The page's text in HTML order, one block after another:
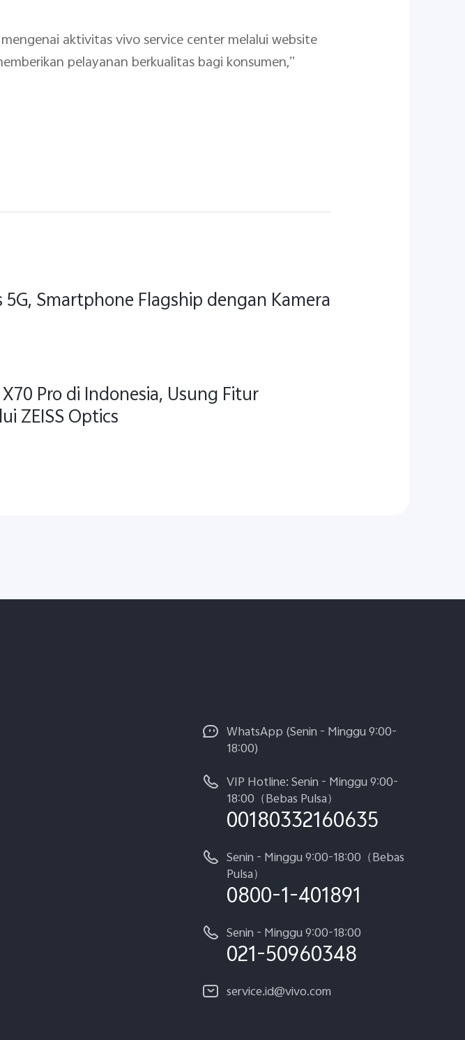
aktivitas vivo service center melalui website
pelayanan berkualitas bagi konsumen,”
Smartphone Flagship dengan Kamera
Pro di Indonesia, Usung Fitur
ZEISS Optics
WhatsApp (Senin - Minggu 9:00-
18:00)
VIP Hotline: Senin - Minggu 9:00-
18:00（Bebas Pulsa）
00180332160635
Senin - Minggu 9:00-18:00（Bebas
Pulsa）
0800-1-401891
Senin - Minggu 9:00-18:00
021-50960348
service.id@vivo.com